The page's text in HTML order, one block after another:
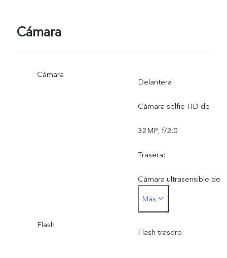
Cámara
Cámara
Delantera:
Cámara selfie HD de
32MP; f/2.0
Trasera:
Cámara ultrasensible de
50 MP con AF; Apertura
f/1.79
Más
Flash
Flash trasero